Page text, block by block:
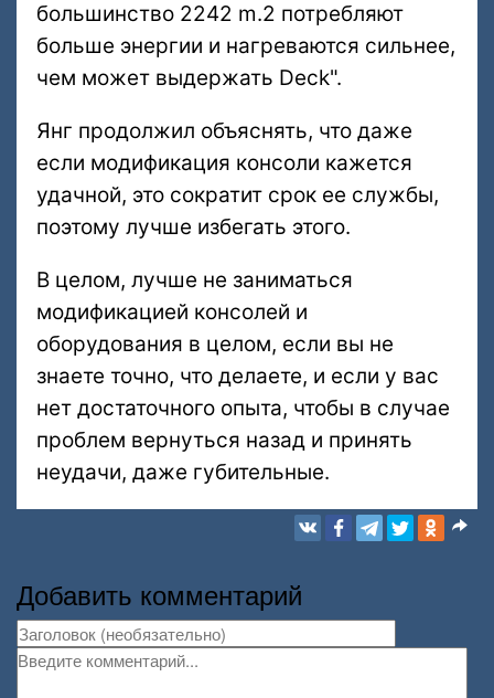
большинство 2242 m.2 потребляют
больше энергии и нагреваются сильнее,
чем может выдержать Deck".
Янг продолжил объяснять, что даже
если модификация консоли кажется
удачной, это сократит срок ее службы,
поэтому лучше избегать этого.
В целом, лучше не заниматься
модификацией консолей и
оборудования в целом, если вы не
знаете точно, что делаете, и если у вас
нет достаточного опыта, чтобы в случае
проблем вернуться назад и принять
неудачи, даже губительные.
Добавить комментарий